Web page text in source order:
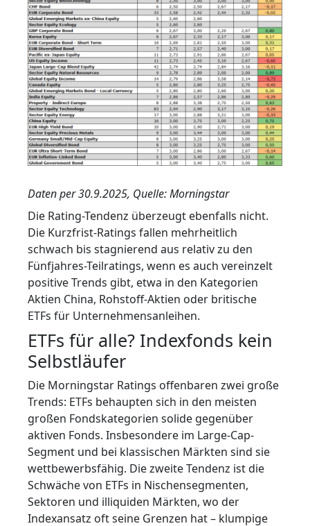
Daten per 30.9.2025, Quelle: Morningstar
Die Rating-Tendenz überzeugt ebenfalls nicht.
Die Kurzfrist-Ratings fallen mehrheitlich
schwach bis stagnierend aus relativ zu den
Fünfjahres-Teilratings, wenn es auch vereinzelt
positive Trends gibt, etwa in den Kategorien
Aktien China, Rohstoff-Aktien oder britische
ETFs für Unternehmensanleihen.
ETFs für alle? Indexfonds kein
Selbstläufer
Die Morningstar Ratings offenbaren zwei große
Trends: ETFs behaupten sich in den meisten
großen Fondskategorien solide gegenüber
aktiven Fonds. Insbesondere im Large-Cap-
Segment und bei klassischen Märkten sind sie
wettbewerbsfähig. Die zweite Tendenz ist die
Schwäche von ETFs in Nischensegmenten,
Sektoren und illiquiden Märkten, wo der
Indexansatz oft seine Grenzen hat – klumpige